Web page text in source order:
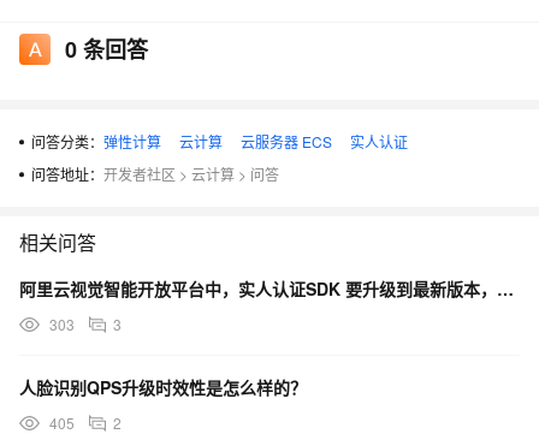
0条回答
问答分类： 弹性计算 云计算 云服务器 ECS
实人认证
问答地址： 开发者社区 > 云计算 > 问答
相关问答
阿里云视觉智能开放平台中，实人认证SDK 要升级到最新版本，需要添加这么多aar包吗？
303 3
人脸识别QPS升级时效性是怎么样的？
405 2